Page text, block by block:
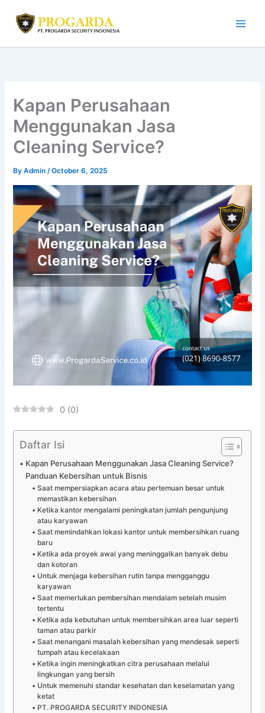
content
Kapan Perusahaan
Menggunakan Jasa
Cleaning Service?
ByAdmin/October 6, 2025
0 (0)
Daftar Isi
Kapan Perusahaan Menggunakan Jasa Cleaning Service?
Panduan Kebersihan untuk Bisnis
Saat mempersiapkan acara atau pertemuan besar untuk
memastikan kebersihan
Ketika kantor mengalami peningkatan jumlah pengunjung
atau karyawan
Saat memindahkan lokasi kantor untuk membersihkan ruang
baru
Ketika ada proyek awal yang meninggalkan banyak debu
dan kotoran
Untuk menjaga kebersihan rutin tanpa mengganggu
karyawan
Saat memerlukan pembersihan mendalam setelah musim
tertentu
Ketika ada kebutuhan untuk membersihkan area luar seperti
taman atau parkir
Saat menangani masalah kebersihan yang mendesak seperti
tumpah atau kecelakaan
Ketika ingin meningkatkan citra perusahaan melalui
lingkungan yang bersih
Untuk memenuhi standar kesehatan dan keselamatan yang
ketat
PT. PROGARDA SECURITY INDONESIA